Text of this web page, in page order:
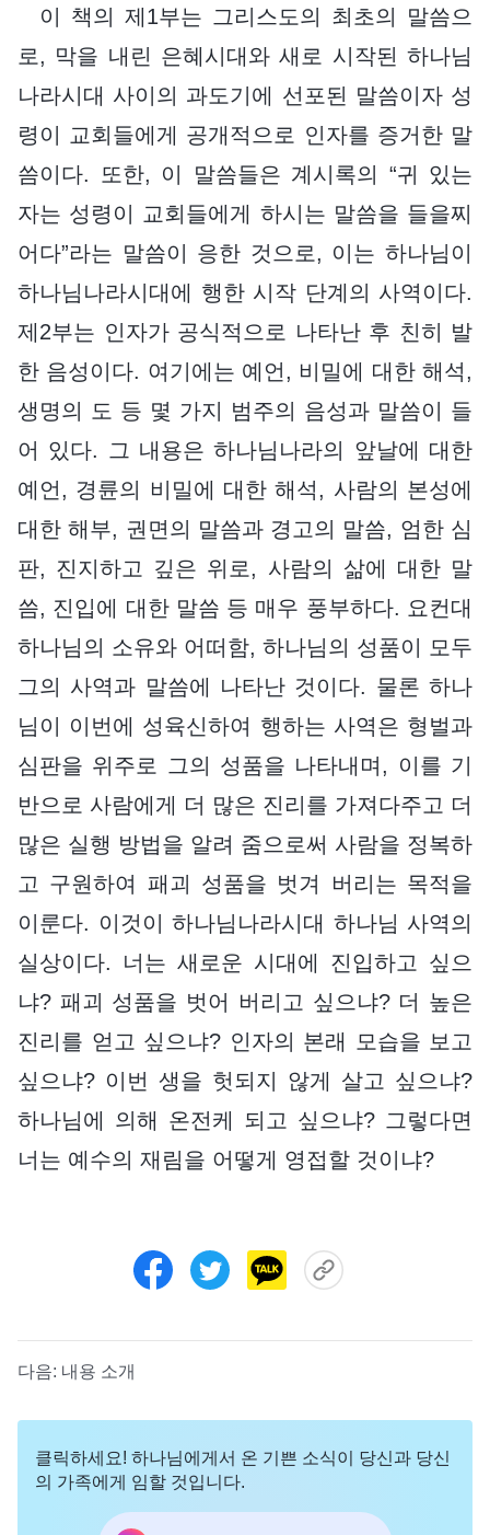
이 책의 제1부는 그리스도의 최초의 말씀으
로, 막을 내린 은혜시대와 새로 시작된 하나님
나라시대 사이의 과도기에 선포된 말씀이자 성
령이 교회들에게 공개적으로 인자를 증거한 말
씀이다. 또한, 이 말씀들은 계시록의 “귀 있는
자는 성령이 교회들에게 하시는 말씀을 들을찌
어다”라는 말씀이 응한 것으로, 이는 하나님이
하나님나라시대에 행한 시작 단계의 사역이다.
제2부는 인자가 공식적으로 나타난 후 친히 발
한 음성이다. 여기에는 예언, 비밀에 대한 해석,
생명의 도 등 몇 가지 범주의 음성과 말씀이 들
어 있다. 그 내용은 하나님나라의 앞날에 대한
예언, 경륜의 비밀에 대한 해석, 사람의 본성에
대한 해부, 권면의 말씀과 경고의 말씀, 엄한 심
판, 진지하고 깊은 위로, 사람의 삶에 대한 말
씀, 진입에 대한 말씀 등 매우 풍부하다. 요컨대
하나님의 소유와 어떠함, 하나님의 성품이 모두
그의 사역과 말씀에 나타난 것이다. 물론 하나
님이 이번에 성육신하여 행하는 사역은 형벌과
심판을 위주로 그의 성품을 나타내며, 이를 기
반으로 사람에게 더 많은 진리를 가져다주고 더
많은 실행 방법을 알려 줌으로써 사람을 정복하
고 구원하여 패괴 성품을 벗겨 버리는 목적을
이룬다. 이것이 하나님나라시대 하나님 사역의
실상이다. 너는 새로운 시대에 진입하고 싶으
냐? 패괴 성품을 벗어 버리고 싶으냐? 더 높은
진리를 얻고 싶으냐? 인자의 본래 모습을 보고
싶으냐? 이번 생을 헛되지 않게 살고 싶으냐?
하나님에 의해 온전케 되고 싶으냐? 그렇다면
너는 예수의 재림을 어떻게 영접할 것이냐?
다음: 내용 소개
클릭하세요! 하나님에게서 온 기쁜 소식이 당신과 당신
의 가족에게 임할 것입니다.